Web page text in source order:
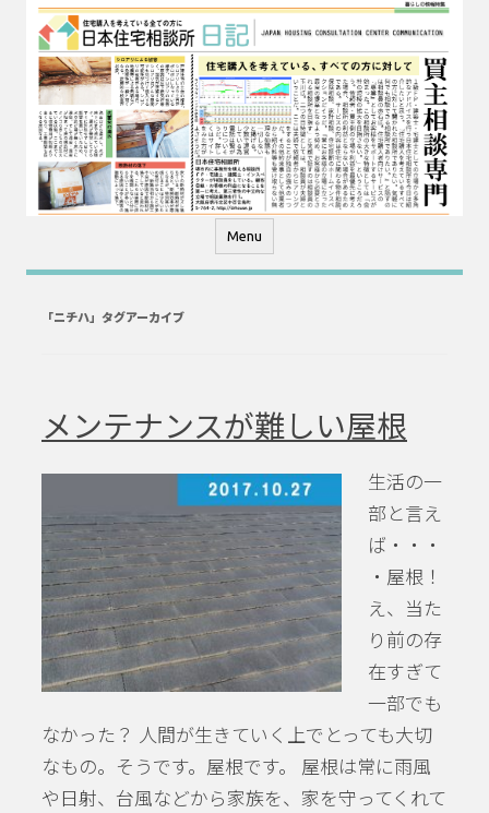
コ
テ
ン
ツ
へ
ス
キ
ッ
プ
Menu
「ニチハ」タグアーカイブ
メンテナンスが難しい屋根
生活の一
部と言え
ば・・・
・屋根！
え、当た
り前の存
在すぎて
一部でも
なかった？ 人間が生きていく上でとっても大切
なもの。そうです。屋根です。 屋根は常に雨風
や日射、台風などから家族を、家を守ってくれて